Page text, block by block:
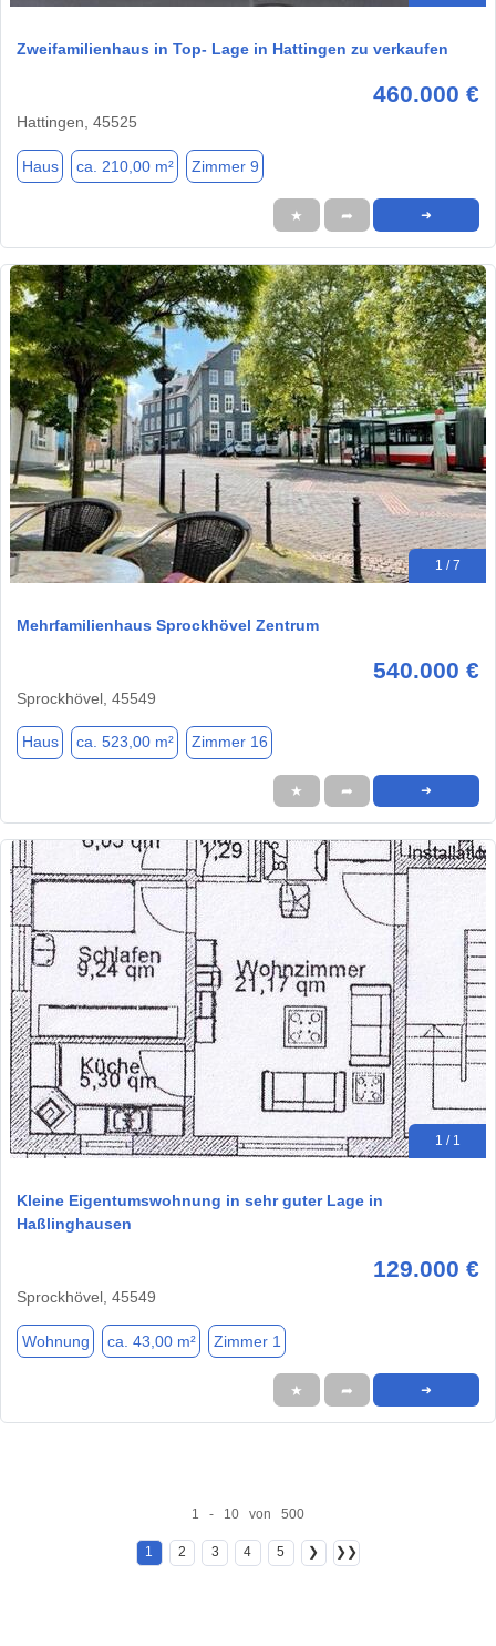
Zweifamilienhaus in Top- Lage in Hattingen zu verkaufen
460.000 €
Hattingen, 45525
Haus ca. 210,00 m² Zimmer 9
★ ➦ ➜
1 / 7
Mehrfamilienhaus Sprockhövel Zentrum
540.000 €
Sprockhövel, 45549
Haus ca. 523,00 m² Zimmer 16
★ ➦ ➜
1 / 1
Kleine Eigentumswohnung in sehr guter Lage in
Haßlinghausen
129.000 €
Sprockhövel, 45549
Wohnung ca. 43,00 m² Zimmer 1
★ ➦ ➜
1 - 10 von 500
1 2 3 4 5 ❯ ❯❯